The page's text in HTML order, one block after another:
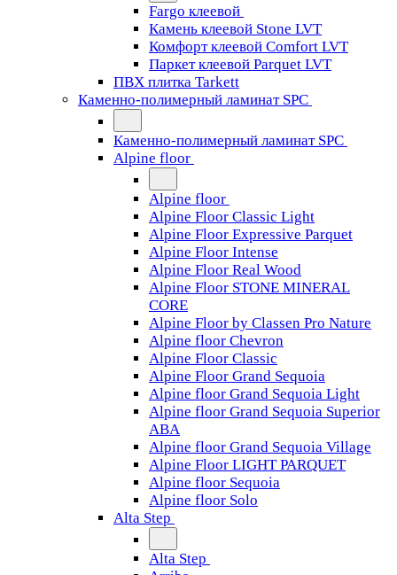
Fargo клеевой
Камень клеевой Stone LVT
Комфорт клеевой Comfort LVT
Паркет клеевой Parquet LVT
ПВХ плитка Tarkett
Каменно-полимерный ламинат SPC
Каменно-полимерный ламинат SPC
Alpine floor
Alpine floor
Alpine Floor Classic Light
Alpine Floor Expressive Parquet
Alpine Floor Intense
Alpine Floor Real Wood
Alpine Floor STONE MINERAL
CORE
Alpine Floor by Classen Pro Nature
Alpine floor Chevron
Alpine Floor Classic
Alpine Floor Grand Sequoia
Alpine floor Grand Sequoia Light
Alpine floor Grand Sequoia Superior
ABA
Alpine floor Grand Sequoia Village
Alpine Floor LIGHT PARQUET
Alpine floor Sequoia
Alpine floor Solo
Alta Step
Alta Step